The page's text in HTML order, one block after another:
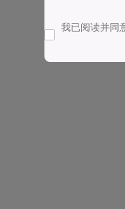
我已阅读并同